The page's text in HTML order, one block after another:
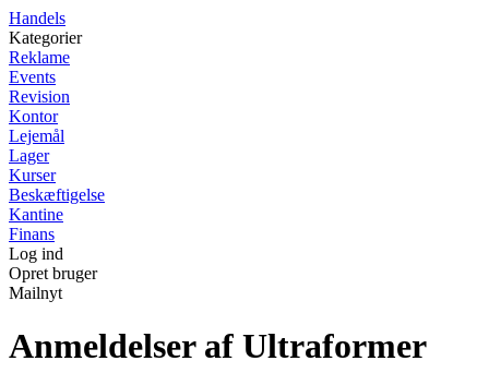
Handels
Kategorier
Reklame
Events
Revision
Kontor
Lejemål
Lager
Kurser
Beskæftigelse
Kantine
Finans
Log ind
Opret bruger
Mailnyt
Anmeldelser af Ultraformer